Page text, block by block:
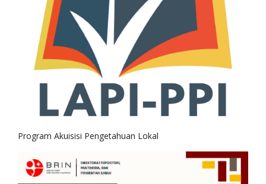
Program Akuisisi Pengetahuan Lokal